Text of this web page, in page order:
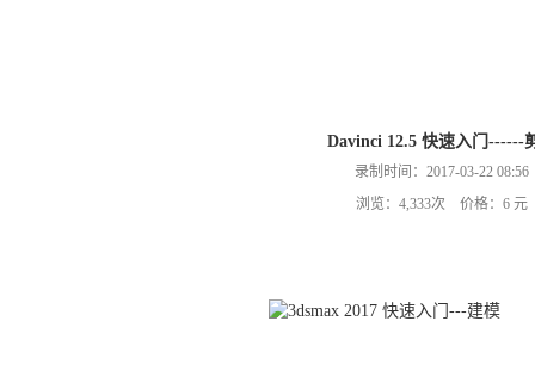
Davinci 12.5 快速入门------
录制时间：2017-03-22 08:56
浏览：4,333次 价格：6 元